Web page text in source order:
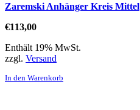
Zaremski Anhänger Kreis Mittel
€113,00
Enthält 19% MwSt.
zzgl. Versand
In den Warenkorb